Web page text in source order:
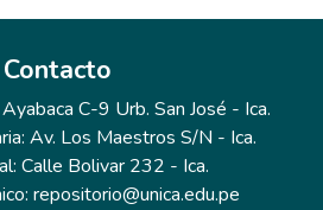
Contacto
C-9 Urb. San José - Ica.
Av. Los Maestros S/N - Ica.
Calle Bolivar 232 - Ica.
repositorio@unica.edu.pe